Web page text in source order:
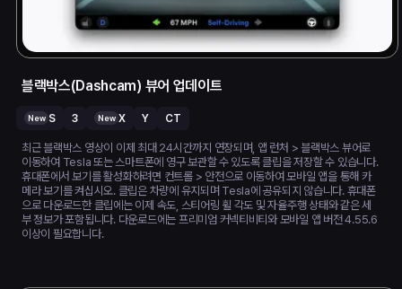
블랙박스(Dashcam) 뷰어 업데이트
New S 3 New X Y CT
최근 블랙박스 영상이 이제 최대 24시간까지 연장되며, 앱 런처 > 블랙박스 뷰어로
이동하여 Tesla 또는 스마트폰에 영구 보관할 수 있도록 클립을 저장할 수 있습니다.
휴대폰에서 보기를 활성화하려면 컨트롤 > 안전으로 이동하여 모바일 앱을 통해 카
메라 보기를 켜십시오. 클립은 차량에 유지되며 Tesla에 공유되지 않습니다. 휴대폰
으로 다운로드한 클립에는 이제 속도, 스티어링 휠 각도 및 자율주행 상태와 같은 세
부 정보가 포함됩니다. 다운로드에는 프리미엄 커넥티비티와 모바일 앱 버전 4.55.6
이상이 필요합니다.